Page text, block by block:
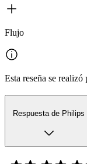
Flujo
Esta reseña se
Respuesta de Philips